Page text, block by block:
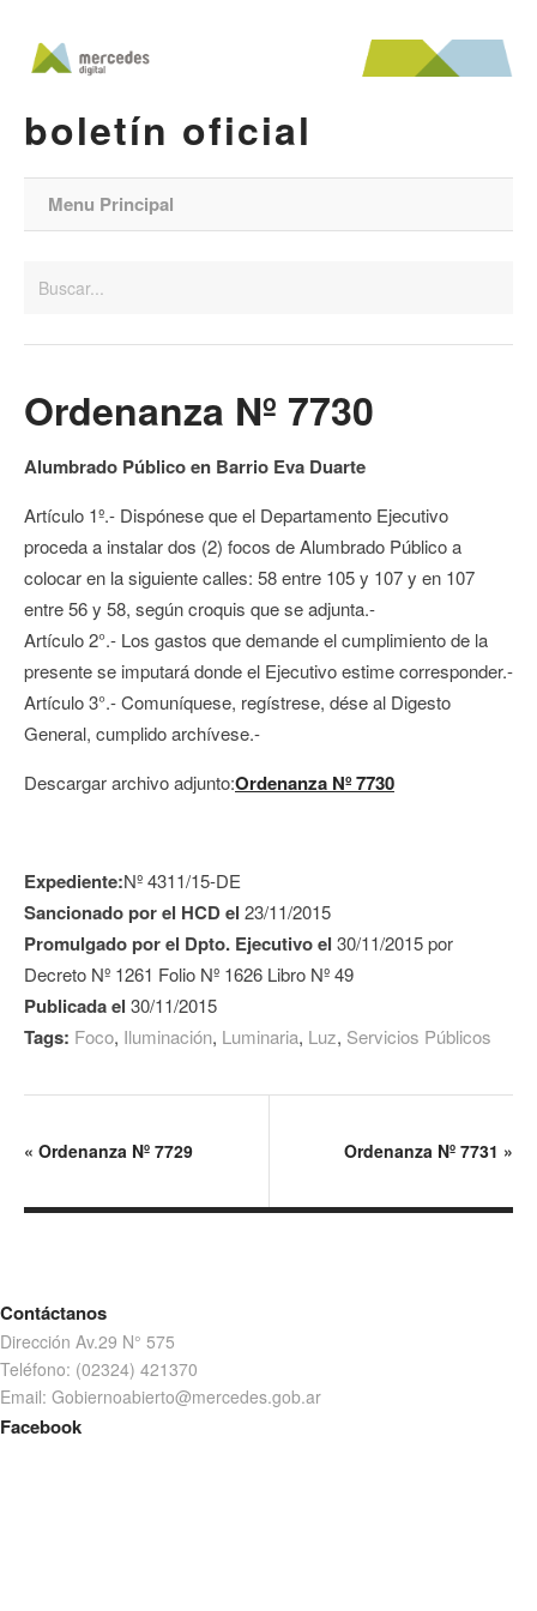
boletín oficial
Menu Principal
Ordenanza Nº 7730
Alumbrado Público en Barrio Eva Duarte
Artículo 1º.- Dispónese que el Departamento Ejecutivo
proceda a instalar dos (2) focos de Alumbrado Público a
colocar en la siguiente calles: 58 entre 105 y 107 y en 107
entre 56 y 58, según croquis que se adjunta.-
Artículo 2°.- Los gastos que demande el cumplimiento de la
presente se imputará donde el Ejecutivo estime corresponder.-
Artículo 3°.- Comuníquese, regístrese, dése al Digesto
General, cumplido archívese.-
Descargar archivo adjunto:Ordenanza Nº 7730
Expediente:Nº 4311/15-DE
Sancionado por el HCD el 23/11/2015
Promulgado por el Dpto. Ejecutivo el 30/11/2015 por
Decreto Nº 1261 Folio Nº 1626 Libro Nº 49
Publicada el 30/11/2015
Tags: Foco, Iluminación, Luminaria, Luz, Servicios Públicos
« Ordenanza Nº 7729 Ordenanza Nº 7731 »
Contáctanos
Dirección Av.29 N° 575
Teléfono: (02324) 421370
Email: Gobiernoabierto@mercedes.gob.ar
Facebook